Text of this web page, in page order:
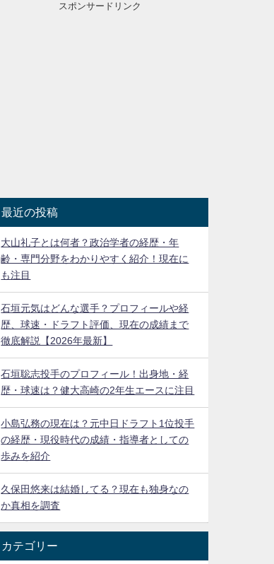
スポンサードリンク
最近の投稿
大山礼子とは何者？政治学者の経歴・年
齢・専門分野をわかりやすく紹介！現在に
も注目
石垣元気はどんな選手？プロフィールや経
歴、球速・ドラフト評価、現在の成績まで
徹底解説【2026年最新】
石垣聡志投手のプロフィール！出身地・経
歴・球速は？健大高崎の2年生エースに注目
小島弘務の現在は？元中日ドラフト1位投手
の経歴・現役時代の成績・指導者としての
歩みを紹介
久保田悠来は結婚してる？現在も独身なの
か真相を調査
カテゴリー